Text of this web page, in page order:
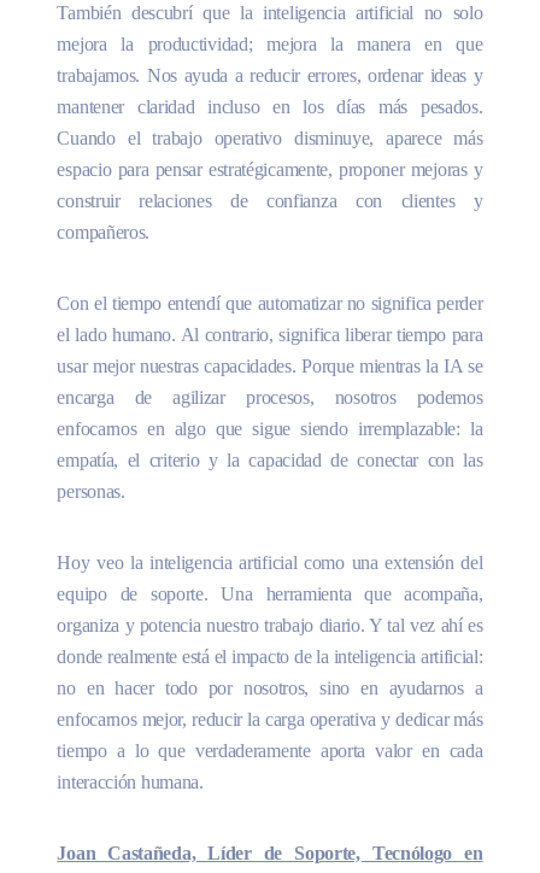
También descubrí que la inteligencia artificial no solo
mejora la productividad; mejora la manera en que
trabajamos. Nos ayuda a reducir errores, ordenar ideas y
mantener claridad incluso en los días más pesados.
Cuando el trabajo operativo disminuye, aparece más
espacio para pensar estratégicamente, proponer mejoras y
construir relaciones de confianza con clientes y
compañeros.
Con el tiempo entendí que automatizar no significa perder
el lado humano. Al contrario, significa liberar tiempo para
usar mejor nuestras capacidades. Porque mientras la IA se
encarga de agilizar procesos, nosotros podemos
enfocarnos en algo que sigue siendo irremplazable: la
empatía, el criterio y la capacidad de conectar con las
personas.
Hoy veo la inteligencia artificial como una extensión del
equipo de soporte. Una herramienta que acompaña,
organiza y potencia nuestro trabajo diario. Y tal vez ahí es
donde realmente está el impacto de la inteligencia artificial:
no en hacer todo por nosotros, sino en ayudarnos a
enfocarnos mejor, reducir la carga operativa y dedicar más
tiempo a lo que verdaderamente aporta valor en cada
interacción humana.
Joan Castañeda, Líder de Soporte, Tecnólogo en